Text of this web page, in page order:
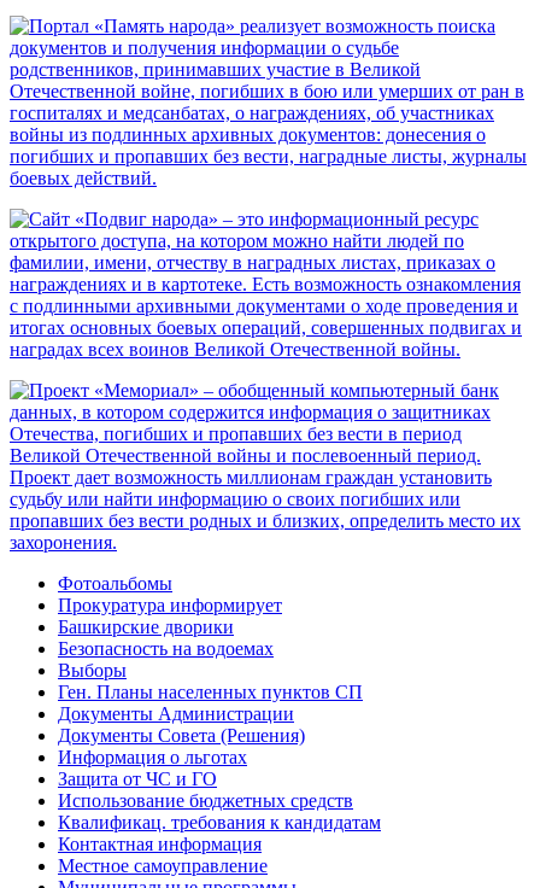
Фотоальбомы
Прокуратура информирует
Башкирские дворики
Безопасность на водоемах
Выборы
Ген. Планы населенных пунктов СП
Документы Администрации
Документы Совета (Решения)
Информация о льготах
Защита от ЧС и ГО
Использование бюджетных средств
Квалификац. требования к кандидатам
Контактная информация
Местное самоуправление